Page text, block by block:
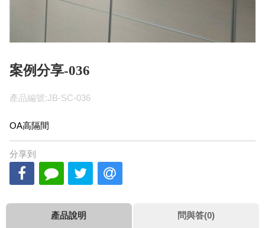
案例分享-036
產品編號:JB-SC-036
OA高隔間
分享到
產品說明 問與答(0)